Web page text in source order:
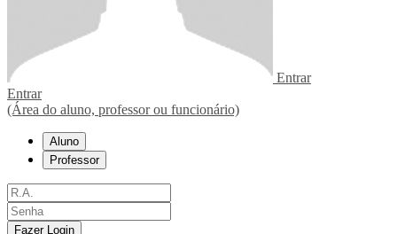
Entrar
Entrar
(Área do aluno, professor ou funcionário)
Aluno
Professor
Fazer Login